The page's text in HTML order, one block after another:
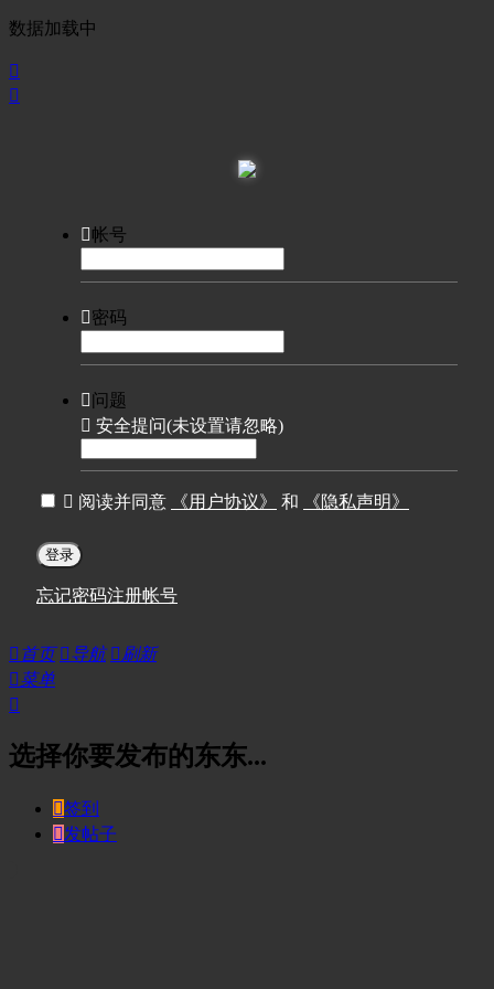
数据加载中


帐号
密码
问题
 安全提问(未设置请忽略)
 阅读并同意 《用户协议》 和 《隐私声明》
登录
忘记密码注册帐号
 首页 导航  刷新
菜单

选择你要发布的东东...
签到
发帖子